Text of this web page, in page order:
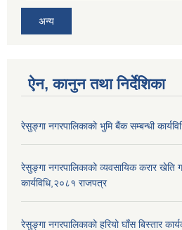
अन्य
ऐन, कानुन तथा निर्देशिका
रेसुङ्गा नगरपालिकाको भुमि बैंक सम्बन्धी
रेसुङ्गा नगरपालिकाको व्यवसायिक करार खेति
कार्यविधि,२०८१ राजपत्र
रेसुङ्गा नगरपालिकाको हरियो घाँस बिस्तार